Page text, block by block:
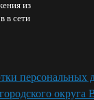
из
в сети
персональных
округа